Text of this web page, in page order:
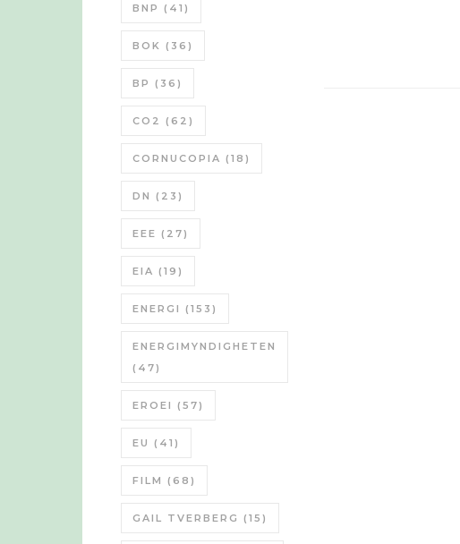
BNP (41)
BOK (36)
BP (36)
CO2 (62)
CORNUCOPIA (18)
DN (23)
EEE (27)
EIA (19)
ENERGI (153)
ENERGIMYNDIGHETEN
(47)
EROEI (57)
EU (41)
FILM (68)
GAIL TVERBERG (15)